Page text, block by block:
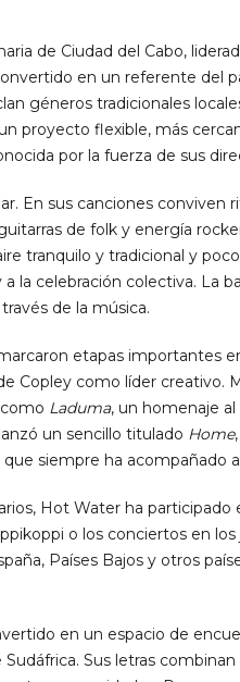
de Ciudad del Cabo,
en un referente del
géneros tradicionales
proyecto flexible, más
por la fuerza de sus
En sus canciones conviven
de folk y energía
tranquilo y tradicional y
la celebración colectiva. La
de la música.
etapas importantes
Copley como líder creativo.
Laduma, un homenaje
un sencillo titulado Home
siempre ha acompañado
Hot Water ha
o los conciertos en
Países Bajos y otros
en un espacio de
Sus letras